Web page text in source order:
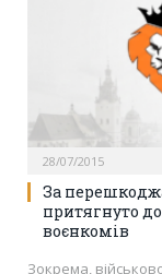
28/07/2015
За
притягнуто
воєнкомів
Зокрема,